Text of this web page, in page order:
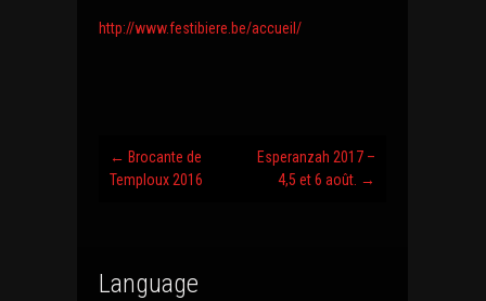
http://www.festibiere.be/accueil/
Post
← Brocante de
Temploux 2016
Esperanzah 2017 –
4,5 et 6 août. →
Language